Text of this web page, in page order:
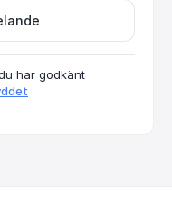
har godkänt